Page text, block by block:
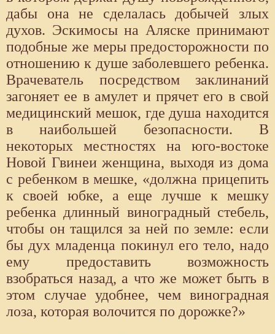
дабы она не сделалась добычей злых
духов. Эскимосы на Аляске принимают
подобные же меры предосторожности по
отношению к душе заболевшего ребенка.
Врачеватель посредством заклинаний
загоняет ее в амулет и прячет его в свой
медицинский мешок, где душа находится
в наибольшей безопасности. В
некоторых местностях на юго-востоке
Новой Гвинеи женщина, выходя из дома
с ребенком в мешке, «должна прицепить
к своей юбке, а еще лучше к мешку
ребенка длинный виноградный стебель,
чтобы он тащился за ней по земле: если
бы дух младенца покинул его тело, надо
ему предоставить возможность
взобраться назад, а что же может быть в
этом случае удобнее, чем виноградная
лоза, которая волочится по дорожке?»